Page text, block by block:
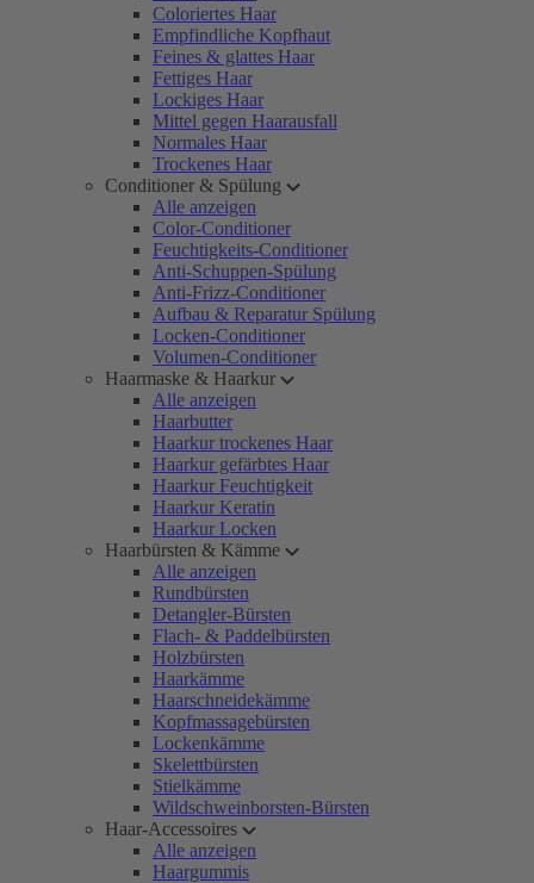
Coloriertes Haar
Empfindliche Kopfhaut
Feines & glattes Haar
Fettiges Haar
Lockiges Haar
Mittel gegen Haarausfall
Normales Haar
Trockenes Haar
Conditioner & Spülung
Alle anzeigen
Color-Conditioner
Feuchtigkeits-Conditioner
Anti-Schuppen-Spülung
Anti-Frizz-Conditioner
Aufbau & Reparatur Spülung
Locken-Conditioner
Volumen-Conditioner
Haarmaske & Haarkur
Alle anzeigen
Haarbutter
Haarkur trockenes Haar
Haarkur gefärbtes Haar
Haarkur Feuchtigkeit
Haarkur Keratin
Haarkur Locken
Haarbürsten & Kämme
Alle anzeigen
Rundbürsten
Detangler-Bürsten
Flach- & Paddelbürsten
Holzbürsten
Haarkämme
Haarschneidekämme
Kopfmassagebürsten
Lockenkämme
Skelettbürsten
Stielkämme
Wildschweinborsten-Bürsten
Haar-Accessoires
Alle anzeigen
Haargummis